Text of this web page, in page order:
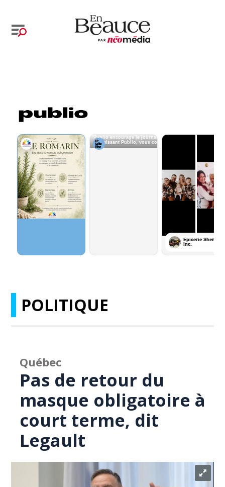
POLITIQUE
Québec
Pas de retour du
masque obligatoire à
court terme, dit
Legault